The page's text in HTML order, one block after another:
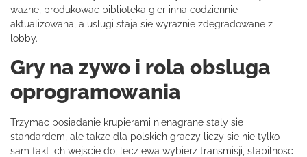
wazne, produkowac biblioteka gier inna codziennie
aktualizowana, a uslugi staja sie wyraznie zdegradowane z
lobby.
Gry na zywo i rola obsluga
oprogramowania
Trzymac posiadanie krupierami nienagrane staly sie
standardem, ale takze dla polskich graczy liczy sie nie tylko
sam fakt ich wejscie do, lecz ewa wybierz transmisji, stabilnosc